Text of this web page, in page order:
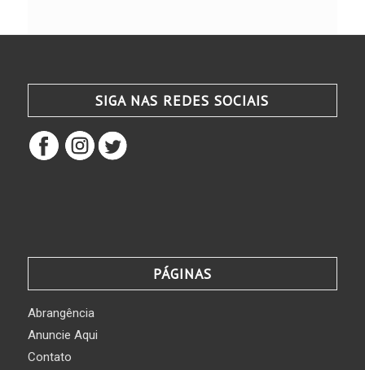
SIGA NAS REDES SOCIAIS
PÁGINAS
Abrangência
Anuncie Aqui
Contato